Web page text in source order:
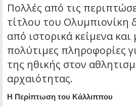
Πολλές από τις
τίτλου του Ολυμπιονίκη
από ιστορικά κείμενα
πολύτιμες πληροφορίες
της ηθικής στον
αρχαιότητας.
Η Περίπτωση του Κάλλιππου